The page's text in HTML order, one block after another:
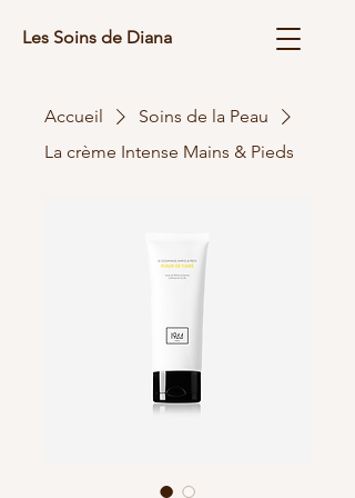
Les Soins de Diana
Accueil
Soins de la Peau
La crème Intense Mains & Pieds